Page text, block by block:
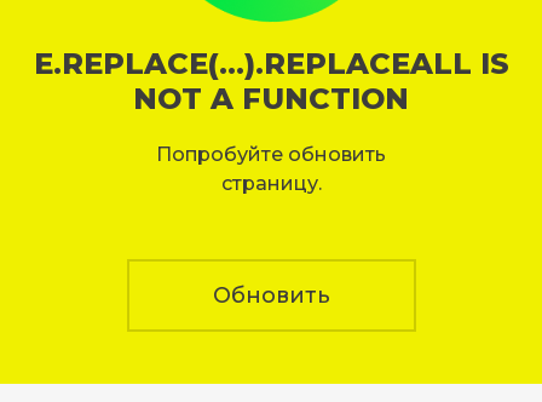
E.REPLACE(...).REPLACEALL IS
NOT A FUNCTION
Попробуйте обновить
страницу.
Обновить